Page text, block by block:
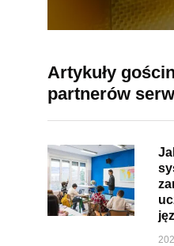
Artykuły
partnerów